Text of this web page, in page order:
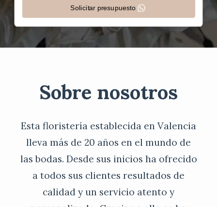
Solicitar presupuesto
Sobre nosotros
Esta floristería establecida en Valencia
lleva más de 20 años en el mundo de
las bodas. Desde sus inicios ha ofrecido
a todos sus clientes resultados de
calidad y un servicio atento y